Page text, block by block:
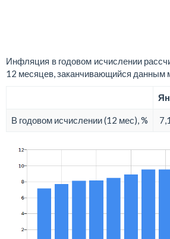
Инфляция в годовом исчислении
12 месяцев, заканчивающийся данным
В годовом исчислении (12 мес), %